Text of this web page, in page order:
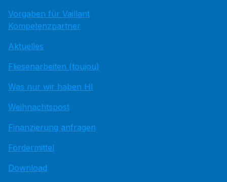
Vorgaben für Vaillant
Kompetenzpartner
Aktuelles
Fliesenarbeiten (toujou)
Was nur wir haben HI
Weihnachtspost
Finanzierung anfragen
Fördermittel
Download